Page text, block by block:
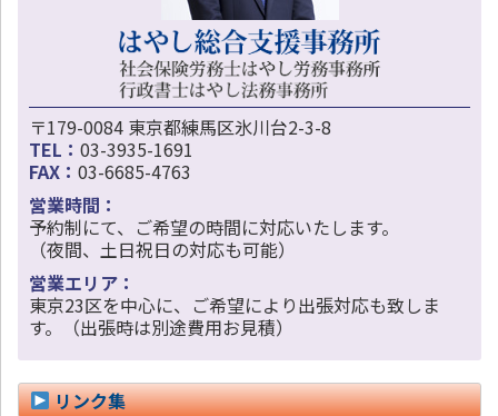
〒179-0084 東京都練馬区氷川台2-3-8
TEL： 03-3935-1691
FAX： 03-6685-4763
営業時間：
予約制にて、ご希望の時間に対応いたします。
（夜間、土日祝日の対応も可能）
営業エリア：
東京23区を中心に、ご希望により出張対応も致しま
す。（出張時は別途費用お見積）
リンク集